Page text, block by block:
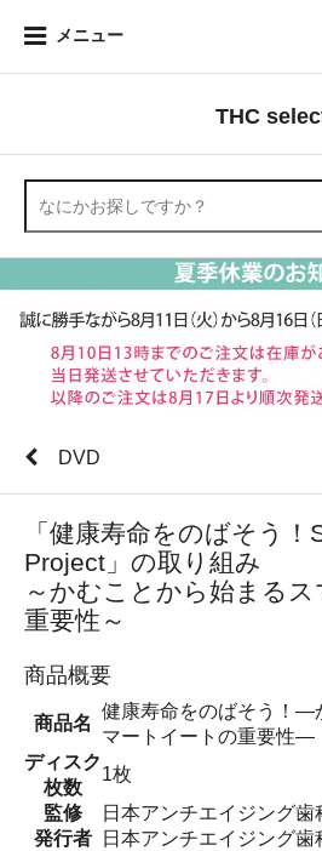
メニュー
THC
DVD
「健康寿命をのばそう！
Project」の取り組み
～かむことから始まる
重要性～
商品概要
商品名
健康寿命をのばそう！―
マートイートの重要性―
ディスク
枚数
1枚
監修
日本アンチエイジング
発行者
日本アンチエイジング歯